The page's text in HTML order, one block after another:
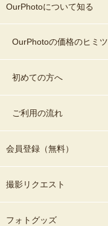
OurPhotoについて知る
OurPhotoの価格のヒミツ
初めての方へ
ご利用の流れ
会員登録（無料）
撮影リクエスト
フォトグッズ